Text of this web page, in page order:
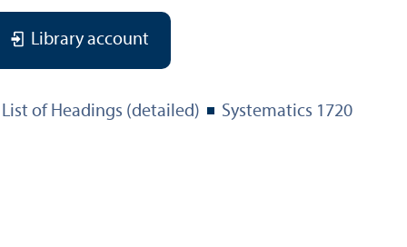
Library account
List of Headings (detailed) Systematics 1720